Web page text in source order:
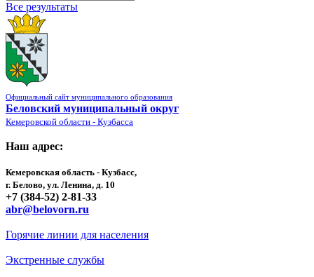
Все результаты
Официальный сайт муниципального образования
Беловский муниципальный округ
Кемеровской области - Кузбасса
Наш адрес:
Кемеровская область - Кузбасс,
г. Белово, ул. Ленина, д. 10
+7 (384-52) 2-81-33
abr@belovorn.ru
Горячие линии для населения
Экстренные службы